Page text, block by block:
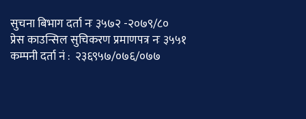
सुचना बिभाग दर्ता नः ३५७२ -२०७९/८०
प्रेस काउन्सिल सुचिकरण प्रमाणपत्र नः ३५५१
कम्पनी दर्ता नं : २३६९५७/०७६/०७७